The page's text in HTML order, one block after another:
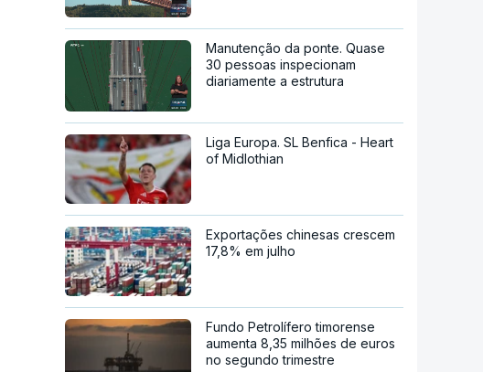
Manutenção da ponte. Quase
30 pessoas inspecionam
diariamente a estrutura
Liga Europa. SL Benfica - Heart
of Midlothian
Exportações chinesas crescem
17,8% em julho
Fundo Petrolífero timorense
aumenta 8,35 milhões de euros
no segundo trimestre